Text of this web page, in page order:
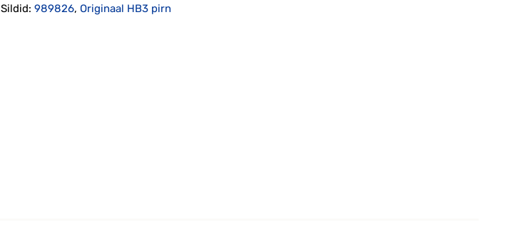
Sildid: 989826, Originaal HB3 pirn